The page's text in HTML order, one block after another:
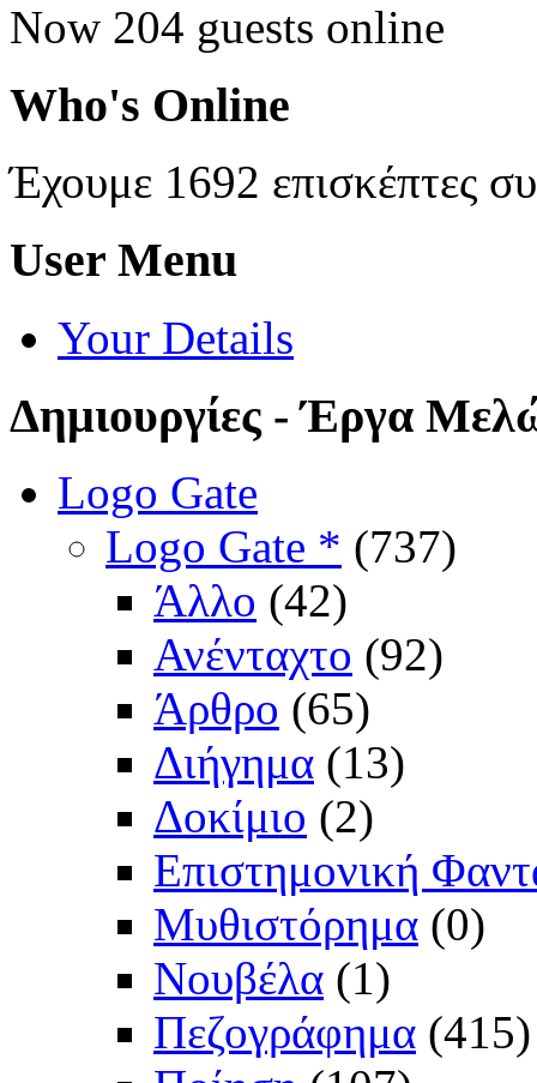
Now 204 guests online
Who's Online
Έχουμε 1692 επισκέπτες
User Menu
Your Details
Δημιουργίες - Έργα
Logo Gate
Logo Gate * (737)
Άλλο (42)
Ανένταχτο (92)
Άρθρο (65)
Διήγημα (13)
Δοκίμιο (2)
Επιστημονική
Μυθιστόρημα (0)
Νουβέλα (1)
Πεζογράφημα (415)